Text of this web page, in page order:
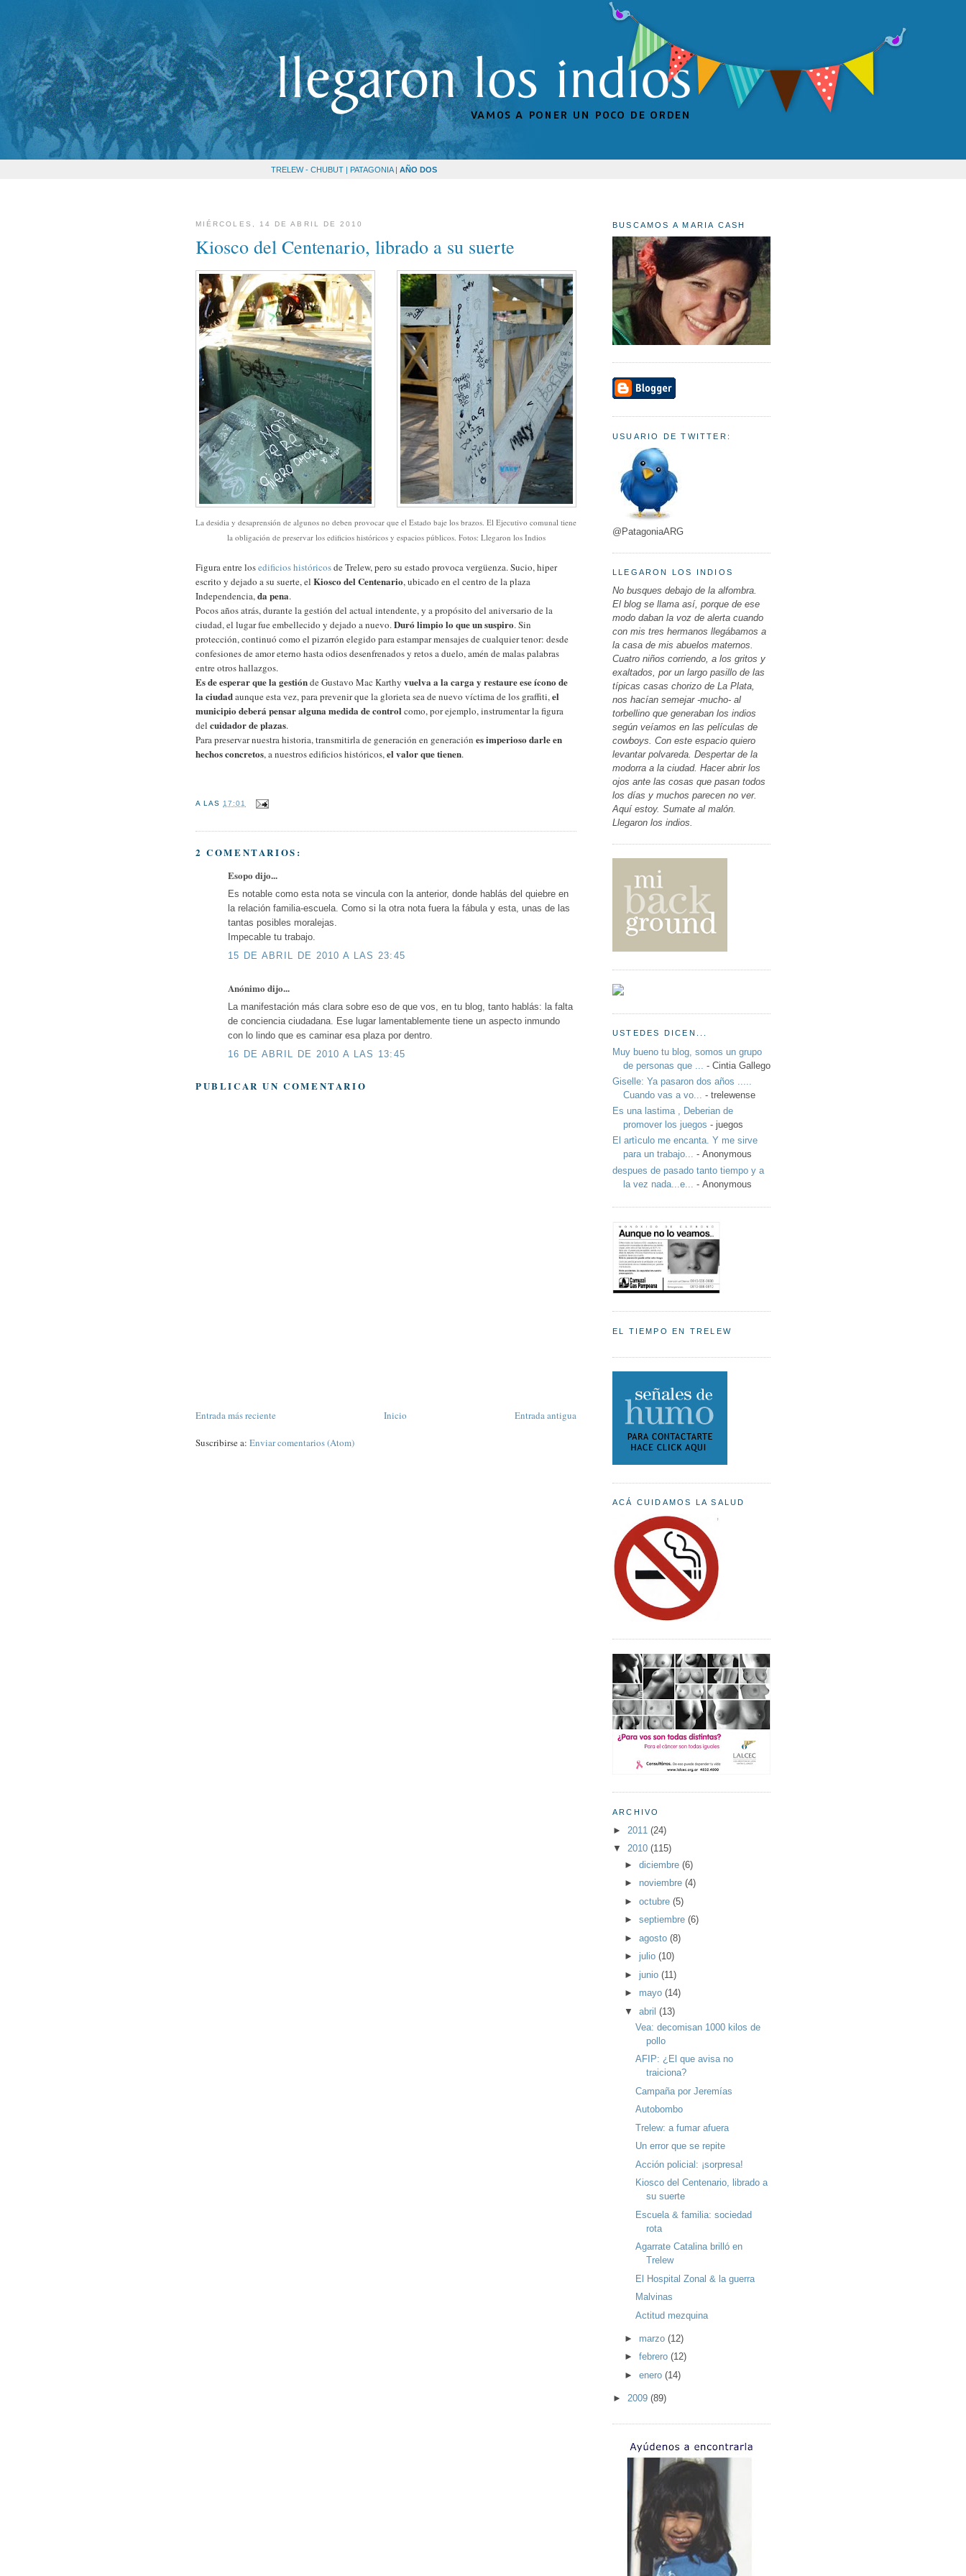
TRELEW - CHUBUT | PATAGONIA | AÑO DOS
MIÉRCOLES, 14 DE ABRIL DE 2010
Kiosco del Centenario, librado a su suerte
La desidia y desaprensión de algunos no deben provocar que el Estado baje los brazos. El Ejecutivo comunal tiene
la obligación de preservar los edificios históricos y espacios públicos. Fotos: Llegaron los Indios
Figura entre losedificios históricosde Trelew, pero su estado provoca vergüenza. Sucio, hiper
escrito y dejado a su suerte, el Kiosco del Centenario, ubicado en el centro de la plaza
Independencia,da pena.
Pocos años atrás, durante la gestión del actual intendente, y a propósito del aniversario de la
ciudad, el lugar fue embellecido y dejado a nuevo.Duró limpio lo que un suspiro. Sin
protección, continuó como el pizarrón elegido para estampar mensajes de cualquier tenor: desde
confesiones de amor eterno hasta odios desenfrenados y retos a duelo, amén de malas palabras
entre otros hallazgos.
Es de esperar que la gestiónde Gustavo Mac Karthy vuelva a la carga y restaure ese ícono de
la ciudadaunque esta vez, para prevenir que la glorieta sea de nuevo víctima de los graffiti,el
municipio deberá pensar alguna medida de controlcomo, por ejemplo, instrumentar la figura
del cuidador de plazas.
Para preservar nuestra historia, transmitirla de generación en generación es imperioso darle en
hechos concretos, a nuestros edificios históricos,el valor que tienen.
A LAS 17:01
2 COMENTARIOS:
Esopo dijo...
Es notable como esta nota se vincula con la anterior, donde hablás del quiebre en
la relación familia-escuela. Como si la otra nota fuera la fábula y esta, unas de las
tantas posibles moralejas.
Impecable tu trabajo.
15 DE ABRIL DE 2010 A LAS 23:45
Anónimo dijo...
La manifestación más clara sobre eso de que vos, en tu blog, tanto hablás: la falta
de conciencia ciudadana. Ese lugar lamentablemente tiene un aspecto inmundo
con lo lindo que es caminar esa plaza por dentro.
16 DE ABRIL DE 2010 A LAS 13:45
PUBLICAR UN COMENTARIO
Entrada más reciente Entrada antigua
Inicio
Suscribirse a: Enviar comentarios (Atom)
BUSCAMOS A MARIA CASH
USUARIO DE TWITTER:
@PatagoniaARG
LLEGARON LOS INDIOS
No busques debajo de la alfombra.
El blog se llama así, porque de ese
modo daban la voz de alerta cuando
con mis tres hermanos llegábamos a
la casa de mis abuelos maternos.
Cuatro niños corriendo, a los gritos y
exaltados, por un largo pasillo de las
típicas casas chorizo de La Plata,
nos hacían semejar -mucho- al
torbellino que generaban los indios
según veíamos en las películas de
cowboys. Con este espacio quiero
levantar polvareda. Despertar de la
modorra a la ciudad. Hacer abrir los
ojos ante las cosas que pasan todos
los días y muchos parecen no ver.
Aquí estoy. Sumate al malón.
Llegaron los indios.
USTEDES DICEN...
Muy bueno tu blog, somos un grupo
de personas que ...
- Cintia Gallego
Giselle: Ya pasaron dos años .....
Cuando vas a vo...
- trelewense
Es una lastima , Deberian de
promover los juegos - juegos
El artìculo me encanta. Y me sirve
para un trabajo... - Anonymous
despues de pasado tanto tiempo y a
la vez nada...e...
- Anonymous
EL TIEMPO EN TRELEW
ACÁ CUIDAMOS LA SALUD
ARCHIVO
► 2011 (24)
▼ 2010 (115)
► diciembre (6)
► noviembre (4)
► octubre (5)
► septiembre (6)
► agosto (8)
► julio (10)
► junio (11)
► mayo (14)
▼ abril (13)
Vea: decomisan 1000 kilos de
pollo
AFIP: ¿El que avisa no
traiciona?
Campaña por Jeremías
Autobombo
Trelew: a fumar afuera
Un error que se repite
Acción policial: ¡sorpresa!
Kiosco del Centenario, librado a
su suerte
Escuela & familia: sociedad
rota
Agarrate Catalina brilló en
Trelew
El Hospital Zonal & la guerra
Malvinas
Actitud mezquina
► marzo (12)
► febrero (12)
► enero (14)
► 2009 (89)